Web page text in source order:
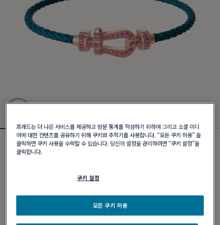
포스텐 브레이슬릿
커스터마이즈
프레드는 더 나은 서비스를 제공하고 방문 통계를 작성하기 위하여 그리고 소셜 미디
어에 대한 컨텐츠를 공유하기 위해 쿠키와 추적기를 사용합니다. “모든 쿠키 허용” 을
클릭하면 쿠키 사용을 수락할 수 있습니다. 당신의 설정을 관리하려면 “쿠키 설정”을
클릭합니다.
쿠키 설정
모든 쿠키 허용